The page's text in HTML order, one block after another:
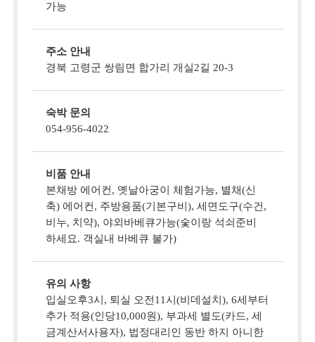
가능
주소 안내
경북 고령군 쌍림면 합가리 개실2길 20-3
숙박 문의
054-956-4022
비품 안내
본채방 에어컨, 옛날아궁이 체험가능, 별채(신
축) 에어컨, 주방용품(기본구비), 세면도구(수건,
비누, 치약), 야외바베큐가능(숯이랑 석쇠준비
하세요. 객실내 바베큐 불가)
유의 사항
입실오후3시, 퇴실 오전11시(비데설치), 6세부터
추가 적용(인당10,000원), 부과세 별도(카드, 세
금계산서사용자), 법정대리인 동반 하지 아니한